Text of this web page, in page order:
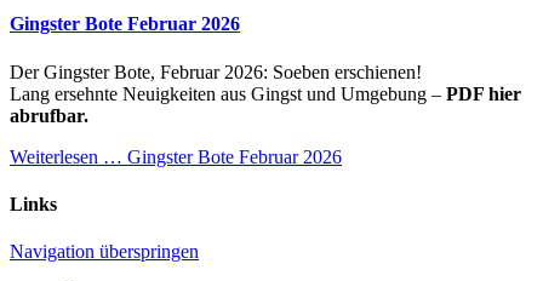
Gingster Bote Februar 2026
Der Gingster Bote, Februar 2026: Soeben erschienen!
Lang ersehnte Neuigkeiten aus Gingst und Umgebung – PDF hier
abrufbar.
Weiterlesen … Gingster Bote Februar 2026
Links
Navigation überspringen